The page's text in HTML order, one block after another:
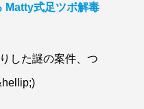
Matty式足ツボ解毒
した謎の案件、つ